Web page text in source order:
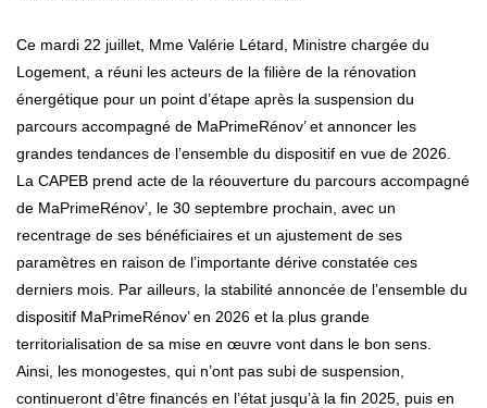
Ce mardi 22 juillet, Mme Valérie Létard, Ministre chargée du
Logement, a réuni les acteurs de la filière de la rénovation
énergétique pour un point d’étape après la suspension du
parcours accompagné de MaPrimeRénov’ et annoncer les
grandes tendances de l’ensemble du dispositif en vue de 2026.
La CAPEB prend acte de la réouverture du parcours accompagné
de MaPrimeRénov’, le 30 septembre prochain, avec un
recentrage de ses bénéficiaires et un ajustement de ses
paramètres en raison de l’importante dérive constatée ces
derniers mois. Par ailleurs, la stabilité annoncée de l’ensemble du
dispositif MaPrimeRénov’ en 2026 et la plus grande
territorialisation de sa mise en œuvre vont dans le bon sens.
Ainsi, les monogestes, qui n’ont pas subi de suspension,
continueront d’être financés en l’état jusqu’à la fin 2025, puis en